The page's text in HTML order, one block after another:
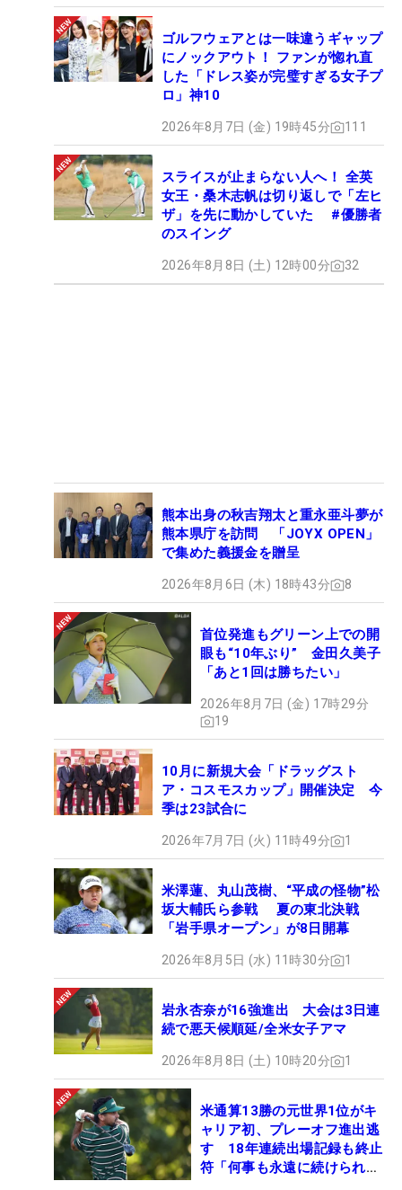
ゴルフウェアとは一味違うギャップ
にノックアウト！ ファンが惚れ直
した「ドレス姿が完璧すぎる女子プ
ロ」神10
2026年8月7日 (金) 19時45分 111
スライスが止まらない人へ！ 全英
女王・桑木志帆は切り返しで「左ヒ
ザ」を先に動かしていた #優勝者
のスイング
2026年8月8日 (土) 12時00分 32
熊本出身の秋吉翔太と重永亜斗夢が
熊本県庁を訪問 「JOYX OPEN」
で集めた義援金を贈呈
2026年8月6日 (木) 18時43分 8
首位発進もグリーン上での開
眼も“10年ぶり” 金田久美子
「あと1回は勝ちたい」
2026年8月7日 (金) 17時29分
19
10月に新規大会「ドラッグスト
ア・コスモスカップ」開催決定 今
季は23試合に
2026年7月7日 (火) 11時49分 1
米澤蓮、丸山茂樹、“平成の怪物”松
坂大輔氏ら参戦 夏の東北決戦
「岩手県オープン」が8日開幕
2026年8月5日 (水) 11時30分 1
岩永杏奈が16強進出 大会は3日連
続で悪天候順延/全米女子アマ
2026年8月8日 (土) 10時20分 1
米通算13勝の元世界1位がキ
ャリア初、プレーオフ進出逃
す 18年連続出場記録も終止
符「何事も永遠に続けられな